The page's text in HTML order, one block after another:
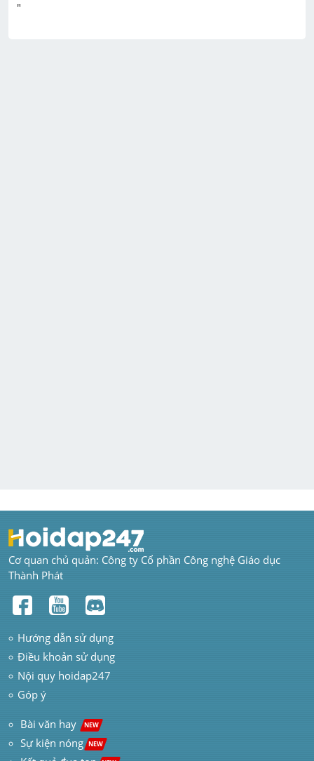
Cơ quan chủ quản: Công ty Cổ phần Công nghệ Giáo dục
Thành Phát
Hướng dẫn sử dụng
Điều khoản sử dụng
Nội quy hoidap247
Góp ý
Bài văn hay NEW
Sự kiện nóng NEW